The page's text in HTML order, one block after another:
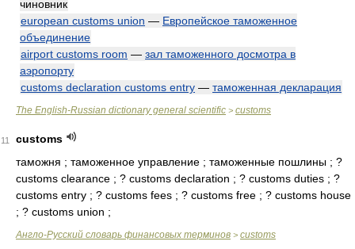
чиновник
european customs union — Европейское таможенное
объединение
airport customs room — зал таможенного досмотра в
аэропорту
customs declaration customs entry — таможенная декларация
The English-Russian dictionary general scientific > customs
11
customs
таможня ; таможенное управление ; таможенные пошлины ; ?
customs clearance ; ? customs declaration ; ? customs duties ; ?
customs entry ; ? customs fees ; ? customs free ; ? customs house
; ? customs union ;
Англо-Русский словарь финансовых терминов > customs